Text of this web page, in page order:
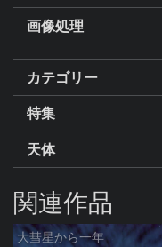
画像処理
カテゴリー
特集
天体
関連作品
大彗星から一年